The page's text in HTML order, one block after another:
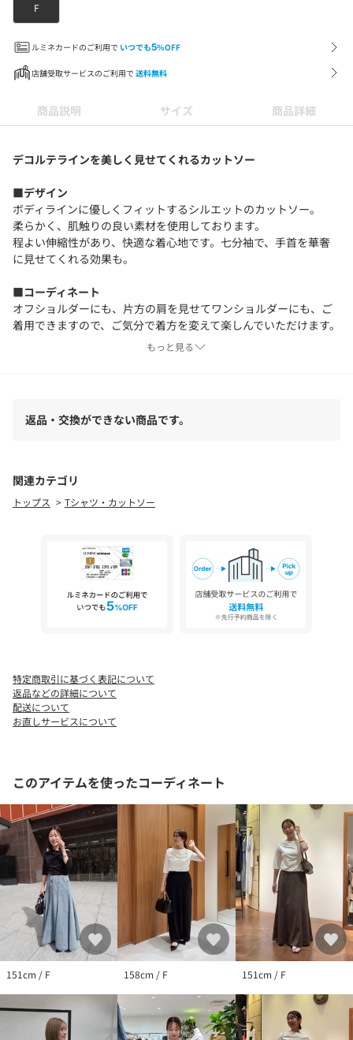
F
ルミネカードのご利用で いつでも5%OFF
店舗受取サービスのご利用で 送料無料
商品説明 サイズ 商品詳細
デコルテラインを美しく見せてくれるカットソー
■デザイン
ボディラインに優しくフィットするシルエットのカットソー。
柔らかく、肌触りの良い素材を使用しております。
程よい伸縮性があり、快適な着心地です。七分袖で、手首を華奢
に見せてくれる効果も。
■コーディネート
オフショルダーにも、片方の肩を見せてワンショルダーにも、ご
着用できますので、ご気分で着方を変えて楽しんでいただけます。
パンツやデニムと合わせ、ワンポイントにベルトを合わせていた
■素材・洗濯表記
●洗濯ネットを使用してください。
●長時間水に浸けたまま放置しないでください。
●洗濯後は、形を整えて干してください。
●この製品はデザインの特性上、ベルトやかばんなどによりひっ
かかりやすくなっています。
着用の際はひっかかりにご注意ください。
●素材の特性上、ピリング（毛玉）が発生する恐れがあります。
機を使用して取り除いてください。
●洗濯の際は、単独洗いしてください。
●素材の特性上、シワになり易いのでご注意ください。
●浸け置き洗いや、色物と白物を一緒に洗濯すると、色移りする
【お気に入り登録でお得な情報をお知らせいたします 】
完売カラーの再入荷やラスト１点の通知、セールの通知を受けと
ることができます。
【ブランドのお気に入り登録】
新商品や再入荷、いち早くセールやクーポンなどのブランドの情
報を受けとることができます。
生産の都合上、お届け時期が前後する場合がございます。
システムの都合上、店舗より入荷が遅れる場合がございます。
実際にお届けする商品と仕様やサイズが異なる場合がございま
す。
もっと見る
返品・交換ができない商品です。
関連カテゴリ
トップス Tシャツ・カットソー
特定商取引に基づく表記について
返品などの詳細について
配送について
お直しサービスについて
このアイテムを使ったコーディネート
151cm / F 158cm / F 151cm / F